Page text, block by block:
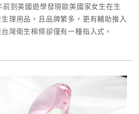
到美國遊學發現歐美國家女生在生
理用品，且品牌繁多，更有輔助推入
灣衛生棉條卻僅有一種指入式。